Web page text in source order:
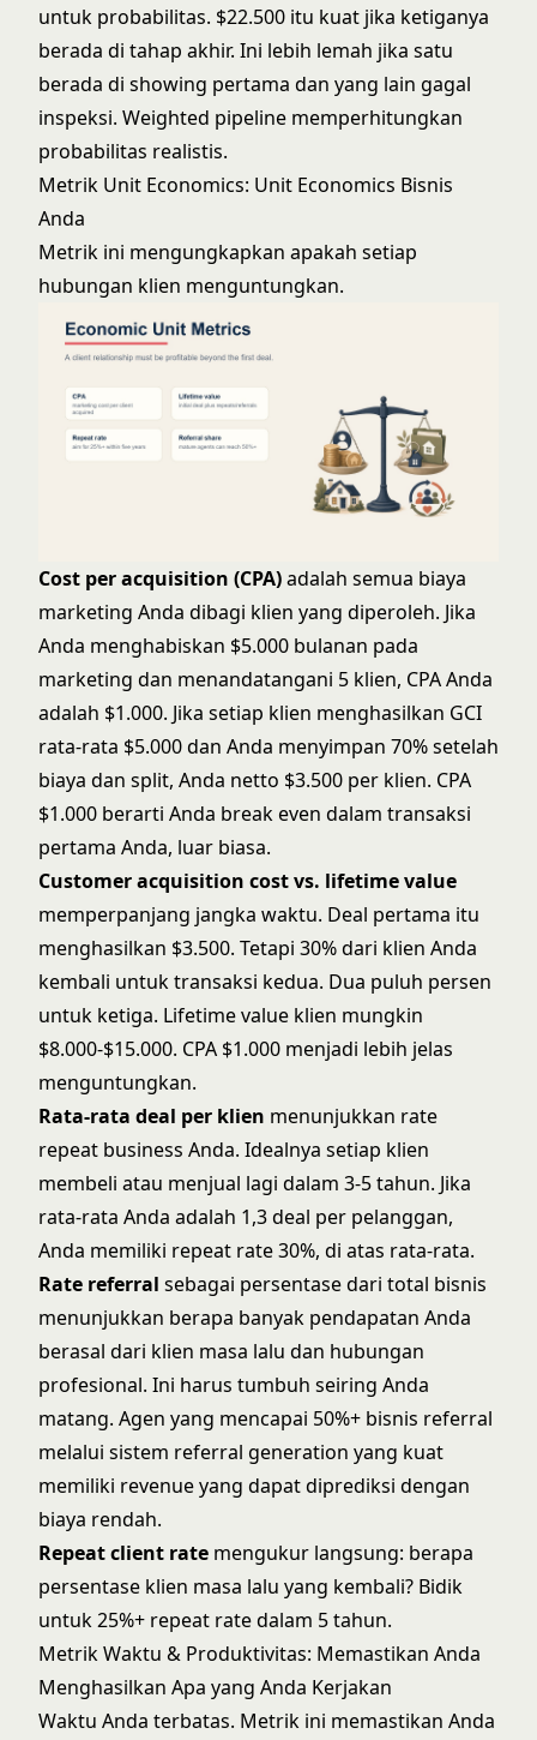
untuk probabilitas. $22.500 itu kuat jika ketiganya
berada di tahap akhir. Ini lebih lemah jika satu
berada di showing pertama dan yang lain gagal
inspeksi. Weighted pipeline memperhitungkan
probabilitas realistis.
Metrik Unit Economics: Unit Economics Bisnis
Anda
Metrik ini mengungkapkan apakah setiap
hubungan klien menguntungkan.
Cost per acquisition (CPA)adalah semua biaya
marketing Anda dibagi klien yang diperoleh. Jika
Anda menghabiskan $5.000 bulanan pada
marketing dan menandatangani 5 klien, CPA Anda
adalah $1.000. Jika setiap klien menghasilkan GCI
rata-rata $5.000 dan Anda menyimpan 70% setelah
biaya dan split, Anda netto $3.500 per klien. CPA
$1.000 berarti Anda break even dalam transaksi
pertama Anda, luar biasa.
Customer acquisition cost vs. lifetime value
memperpanjang jangka waktu. Deal pertama itu
menghasilkan $3.500. Tetapi 30% dari klien Anda
kembali untuk transaksi kedua. Dua puluh persen
untuk ketiga. Lifetime value klien mungkin
$8.000-$15.000. CPA $1.000 menjadi lebih jelas
menguntungkan.
Rata-rata deal per klien menunjukkan rate
repeat business Anda. Idealnya setiap klien
membeli atau menjual lagi dalam 3-5 tahun. Jika
rata-rata Anda adalah 1,3 deal per pelanggan,
Anda memiliki repeat rate 30%, di atas rata-rata.
Rate referral sebagai persentase dari total bisnis
menunjukkan berapa banyak pendapatan Anda
berasal dari klien masa lalu dan hubungan
profesional. Ini harus tumbuh seiring Anda
matang. Agen yang mencapai 50%+ bisnis referral
melalui sistem referral generation yang kuat
memiliki revenue yang dapat diprediksi dengan
biaya rendah.
Repeat client rate mengukur langsung: berapa
persentase klien masa lalu yang kembali? Bidik
untuk 25%+ repeat rate dalam 5 tahun.
Metrik Waktu & Produktivitas: Memastikan Anda
Menghasilkan Apa yang Anda Kerjakan
Waktu Anda terbatas. Metrik ini memastikan Anda